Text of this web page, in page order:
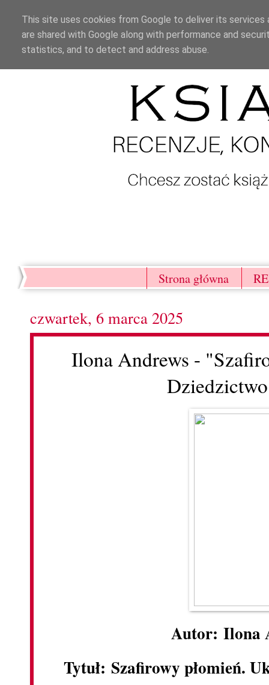
Strona główna
czwartek, 6 marca 2025
Ilona Andrews -
Autor: Ilona
Tytuł: Szafirowy płomień.
This site uses cookies from Google to deliver its
are shared with Google along with performance and
statistics, and to detect and address abuse.